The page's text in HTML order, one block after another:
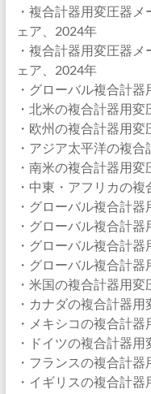
・複合計器用変圧器
ェア、2024年
・複合計器用変圧器
ェア、2024年
・グローバル複合計
・北米の複合計器用
・欧州の複合計器用
・アジア太平洋の複
・南米の複合計器用
・中東・アフリカの
・グローバル複合計
・グローバル複合計
・グローバル複合計
・グローバル複合計
・米国の複合計器用
・カナダの複合計器
・メキシコの複合計
・ドイツの複合計器
・フランスの複合計
・イギリスの複合計